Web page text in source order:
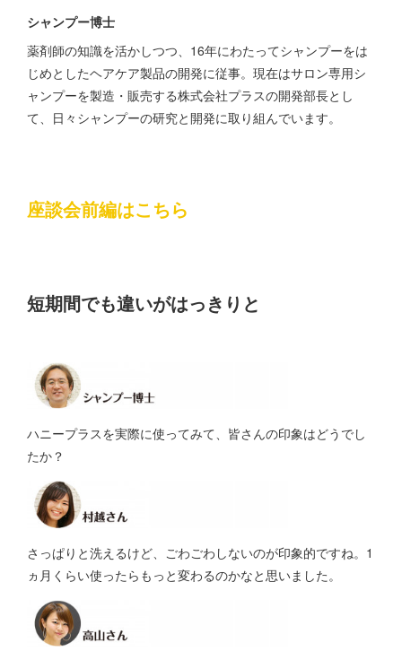
シャンプー博士
薬剤師の知識を活かしつつ、16年にわたってシャンプーをは
じめとしたヘアケア製品の開発に従事。現在はサロン専用シ
ャンプーを製造・販売する株式会社プラスの開発部長とし
て、日々シャンプーの研究と開発に取り組んでいます。
座談会前編はこちら
短期間でも違いがはっきりと
ハニープラスを実際に使ってみて、皆さんの印象はどうでし
たか？
さっぱりと洗えるけど、ごわごわしないのが印象的ですね。1
ヵ月くらい使ったらもっと変わるのかなと思いました。